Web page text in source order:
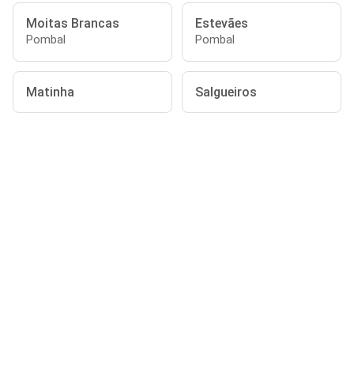
Moitas Brancas
Pombal
Estevães
Pombal
Matinha Salgueiros